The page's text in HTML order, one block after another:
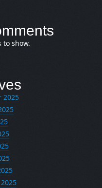
to show.
2025